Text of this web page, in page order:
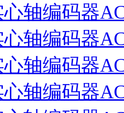
轴编码器
轴编码器
轴编码器
轴编码器